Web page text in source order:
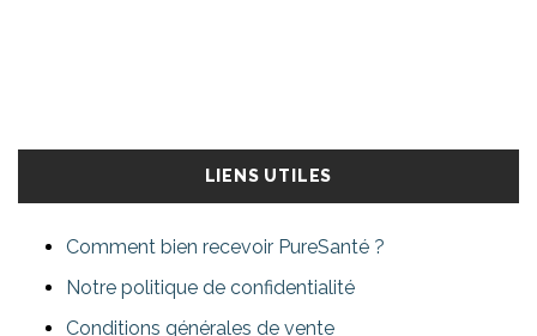
LIENS UTILES
Comment bien recevoir PureSanté ?
Notre politique de confidentialité
Conditions générales de vente